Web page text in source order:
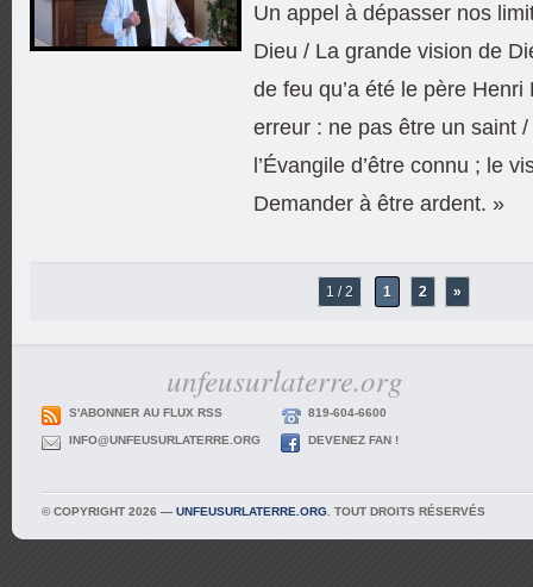
Un appel à dépasser nos
Dieu / La grande vision de
de feu qu’a été le père
erreur : ne pas être un saint
l’Évangile d’être connu ; le
Demander à être ardent. »
1 / 2 1 2 »
unfeusurlaterre.org
S'ABONNER AU FLUX RSS 819-604-6600
INFO@UNFEUSURLATERRE.ORG DEVENEZ FAN !
© COPYRIGHT 2026 — UNFEUSURLATERRE.ORG . TOUT DROITS RÉSERVÉS